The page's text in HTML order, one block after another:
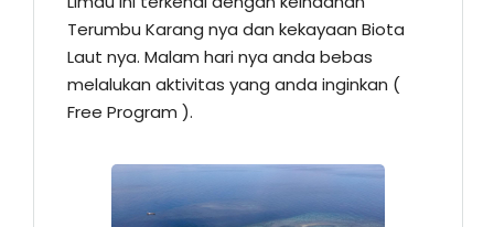
Terumbu Karang nya dan kekayaan Biota
Laut nya. Malam hari nya anda bebas
melalukan aktivitas yang anda inginkan (
Free Program ).